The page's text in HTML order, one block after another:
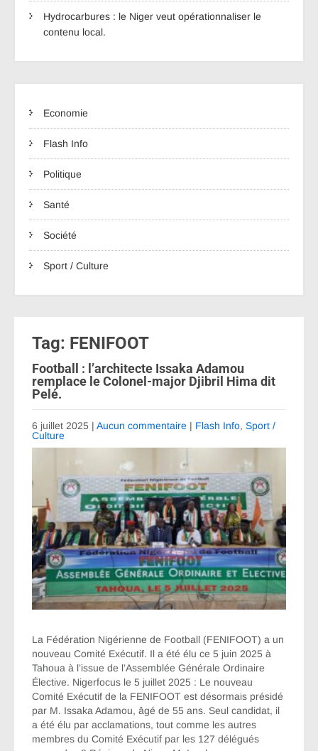
Hydrocarbures : le Niger veut opérationnaliser le
contenu local.
Economie
Flash Info
Politique
Santé
Société
Sport / Culture
Tag: FENIFOOT
Football : l’architecte Issaka Adamou
remplace le Colonel-major Djibril Hima dit
Pelé.
6 juillet 2025 | Aucun commentaire | Flash Info, Sport /
Culture
La Fédération Nigérienne de Football (FENIFOOT) a un
nouveau Comité Exécutif. Il a été élu ce 5 juin 2025 à
Tahoua à l’issue de l’Assemblée Générale Ordinaire
Élective. Nigerfocus le 5 juillet 2025 : Le nouveau
Comité Exécutif de la FENIFOOT est désormais présidé
par M. Issaka Adamou, âgé de 55 ans. Seul candidat, il
a été élu par acclamations, tout comme les autres
membres du Comité Exécutif par les 127 délégués